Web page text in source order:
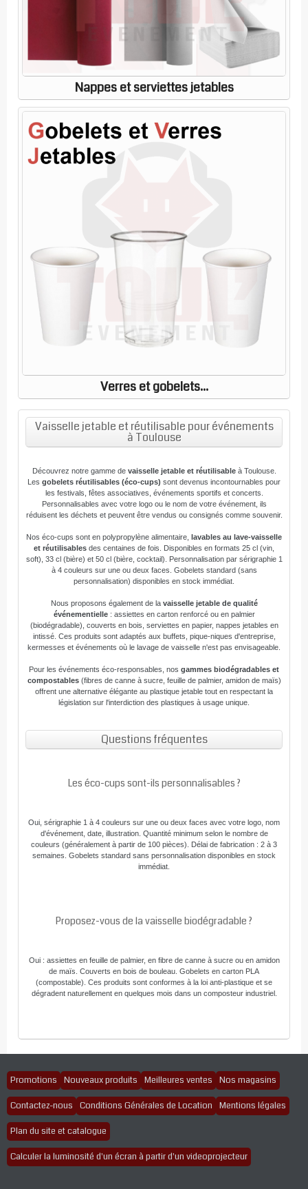
Nappes et serviettes jetables
Verres et gobelets...
Vaisselle jetable et réutilisable pour événements
à Toulouse
Découvrez notre gamme de vaisselle jetable et réutilisableà Toulouse.
Les gobelets réutilisables (éco-cups) sont devenus incontournables pour
les festivals, fêtes associatives, événements sportifs et concerts.
Personnalisables avec votre logo ou le nom de votre événement, ils
réduisent les déchets et peuvent être vendus ou consignés comme souvenir.
Nos éco-cups sont en polypropylène alimentaire, lavables au lave-vaisselle
et réutilisables des centaines de fois. Disponibles en formats 25 cl (vin,
soft), 33 cl (bière) et 50 cl (bière, cocktail). Personnalisation par sérigraphie 1
à 4 couleurs sur une ou deux faces. Gobelets standard (sans
personnalisation) disponibles en stock immédiat.
Nous proposons également de la vaisselle jetable de qualité
événementielle: assiettes en carton renforcé ou en palmier
(biodégradable), couverts en bois, serviettes en papier, nappes jetables en
intissé. Ces produits sont adaptés aux buffets, pique-niques d'entreprise,
kermesses et événements où le lavage de vaisselle n'est pas envisageable.
Pour les événements éco-responsables, nos gammes biodégradables et
compostables(fibres de canne à sucre, feuille de palmier, amidon de maïs)
offrent une alternative élégante au plastique jetable tout en respectant la
législation sur l'interdiction des plastiques à usage unique.
Questions fréquentes
Les éco-cups sont-ils personnalisables ?
Oui, sérigraphie 1 à 4 couleurs sur une ou deux faces avec votre logo, nom
d'événement, date, illustration. Quantité minimum selon le nombre de
couleurs (généralement à partir de 100 pièces). Délai de fabrication : 2 à 3
semaines. Gobelets standard sans personnalisation disponibles en stock
immédiat.
Proposez-vous de la vaisselle biodégradable ?
Oui : assiettes en feuille de palmier, en fibre de canne à sucre ou en amidon
de maïs. Couverts en bois de bouleau. Gobelets en carton PLA
(compostable). Ces produits sont conformes à la loi anti-plastique et se
dégradent naturellement en quelques mois dans un composteur industriel.
Promotions Nouveaux produits Meilleures ventes Nos magasins
Contactez-nous Conditions Générales de Location Mentions légales
Plan du site et catalogue
Calculer la luminosité d'un écran à partir d'un videoprojecteur